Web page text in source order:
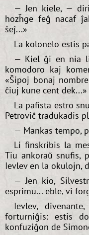
— Jen kiele, —
hozĥge feĝ nacaf
ŝeĵ...»
La kolonelo estis
— Kiel ĝi en nia
komodoro kaj
«Ŝipoj bonaj
ĉiuj kune cent dek...»
La pafista estro
Petroviĉ tradukadis
— Mankas tempo,
Li finskribis la
Tiu ankoraŭ snufis,
Ievlev en la okulojn,
— Jen kio,
esprimu... eble, vi
Ievlev,
forturniĝis: estis
konfuziĝon de